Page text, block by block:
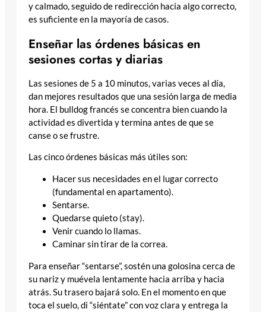
y calmado, seguido de redirección hacia algo correcto,
es suficiente en la mayoría de casos.
Enseñar las órdenes básicas en
sesiones cortas y diarias
Las sesiones de 5 a 10 minutos, varias veces al día,
dan mejores resultados que una sesión larga de media
hora. El bulldog francés se concentra bien cuando la
actividad es divertida y termina antes de que se
canse o se frustre.
Las cinco órdenes básicas más útiles son:
Hacer sus necesidades en el lugar correcto
(fundamental en apartamento).
Sentarse.
Quedarse quieto (stay).
Venir cuando lo llamas.
Caminar sin tirar de la correa.
Para enseñar “sentarse”, sostén una golosina cerca de
su nariz y muévela lentamente hacia arriba y hacia
atrás. Su trasero bajará solo. En el momento en que
toca el suelo, di “siéntate” con voz clara y entrega la